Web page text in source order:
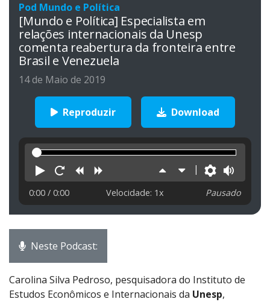
Pod Mundo e Política
[Mundo e Política] Especialista em
relações internacionais da Unesp
comenta reabertura da fronteira entre
Brasil e Venezuela
14 de Maio de 2019
Reproduzir Download
Reproduzir
ReiniciarRetroceder
Aumentar
velocidade
Diminuir
velocidade
0:00 / 0:00 Velocidade: 1x Pausado
Neste Podcast:
Carolina Silva Pedroso, pesquisadora do Instituto de
Estudos Econômicos e Internacionais da Unesp,